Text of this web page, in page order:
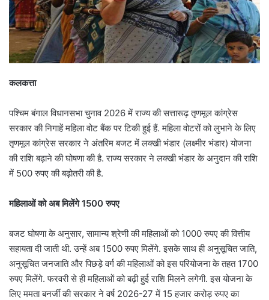
कलकत्ता
पश्चिम बंगाल विधानसभा चुनाव 2026 में राज्य की सत्तारूढ़ तृणमूल कांग्रेस
सरकार की निगाहें महिला वोट बैंक पर टिकी हुई हैं. महिला वोटरों को लुभाने के लिए
तृणमूल कांग्रेस सरकार ने अंतरिम बजट में लक्खी भंडार (लक्ष्मीर भंडार) योजना
की राशि बढ़ाने की घोषणा की है. राज्य सरकार ने लक्खी भंडार के अनुदान की राशि
में 500 रुपए की बढ़ोतरी की है.
महिलाओं को अब मिलेंगे 1500 रुपए
बजट घोषणा के अनुसार, सामान्य श्रेणी की महिलाओं को 1000 रुपए की वित्तीय
सहायता दी जाती थी. उन्हें अब 1500 रुपए मिलेंगे. इसके साथ ही अनुसूचित जाति,
अनुसूचित जनजाति और पिछड़े वर्ग की महिलाओं को इस परियोजना के तहत 1700
रुपए मिलेंगे. फरवरी से ही महिलाओं को बढ़ी हुई राशि मिलने लगेगी. इस योजना के
लिए ममता बनर्जी की सरकार ने वर्ष 2026-27 में 15 हजार करोड़ रुपए का